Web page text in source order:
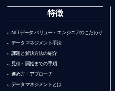
特徴
NTTデータ バリュー・エンジニアのこだわり
データマネジメント手法
課題と解決方法の紹介
見積～開始までの手順
進め方・アプローチ
データマネジメントとは